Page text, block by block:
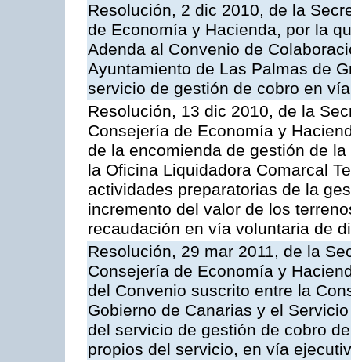
Resolución, 2 dic 2010, de la
de Economía y Hacienda, por la
Adenda al Convenio de
Ayuntamiento de Las Palmas de
servicio de gestión de cobro en
Resolución, 13 dic 2010, de la
Consejería de Economía y
de la encomienda de gestión de
la Oficina Liquidadora Comarcal
actividades preparatorias de la
incremento del valor de los
recaudación en vía voluntaria de
Resolución, 29 mar 2011, de la
Consejería de Economía y
del Convenio suscrito entre la
Gobierno de Canarias y el
del servicio de gestión de cobro
propios del servicio, en vía